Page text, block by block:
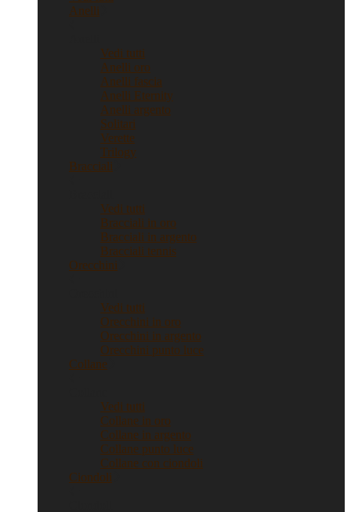
Anelli
Vedi tutti
Anelli oro
Anelli fascia
Anelli Eternity
Anelli argento
Solitari
Verette
Trilogy
Bracciali
Vedi tutti
Bracciali in oro
Bracciali in argento
Bracciali tennis
Orecchini
Vedi tutti
Orecchini in oro
Orecchini in argento
Orecchini punto luce
Collane
Vedi tutti
Collane in oro
Collane in argento
Collane punto luce
Collane con ciondoli
Ciondoli